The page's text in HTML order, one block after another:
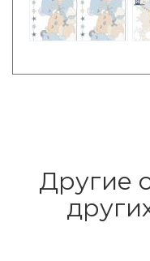
Другие